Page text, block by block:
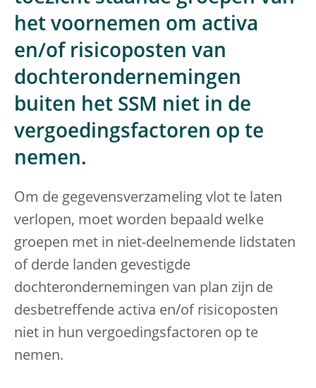
het voornemen om activa
en/of risicoposten van
dochterondernemingen
buiten het SSM niet in de
vergoedingsfactoren op te
nemen.
Om de gegevensverzameling vlot te laten
verlopen, moet worden bepaald welke
groepen met in niet-deelnemende lidstaten
of derde landen gevestigde
dochterondernemingen van plan zijn de
desbetreffende activa en/of risicoposten
niet in hun vergoedingsfactoren op te
nemen.